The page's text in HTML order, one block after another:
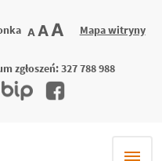
A
domyślna
A
większa
czcionka
A
największa
czcionkaMapa witryny
zgłoszeń: 327 788 988